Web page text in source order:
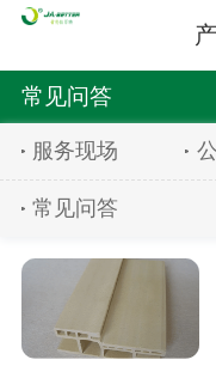
常见问答
服务现场
常见问答